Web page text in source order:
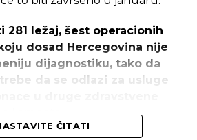
281 ležaj, šest operacionih
dosad Hercegovina nije
dijagnostiku, tako da
da se odlazi za usluge
Lambeta.
ČITATI